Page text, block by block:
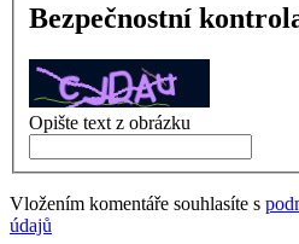
Bezpečnostní
Opište text z obrázku
Vložením komentáře souhlasíte s
údajů